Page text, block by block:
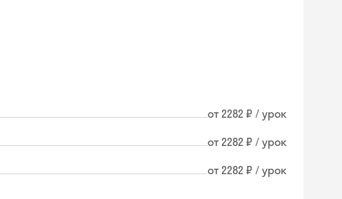
от 2282 ₽ / урок
от 2282 ₽ / урок
от 2282 ₽ / урок